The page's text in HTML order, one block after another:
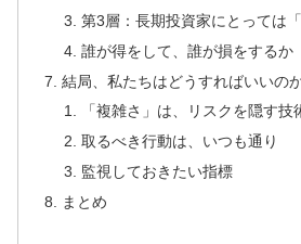
第3層：長期投資家にとっては「
誰が得をして、誰が損をするか
結局、私たちはどうすればいいの
「複雑さ」は、リスクを隠す技
取るべき行動は、いつも通り
監視しておきたい指標
まとめ